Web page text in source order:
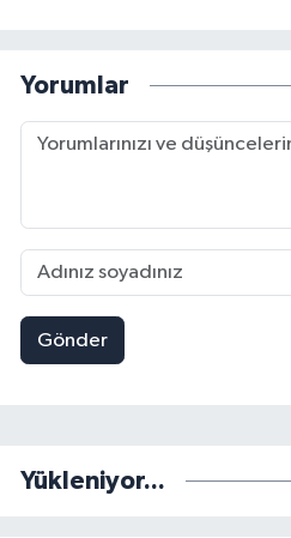
Yorumlar
Gönder
Yükleniyor...